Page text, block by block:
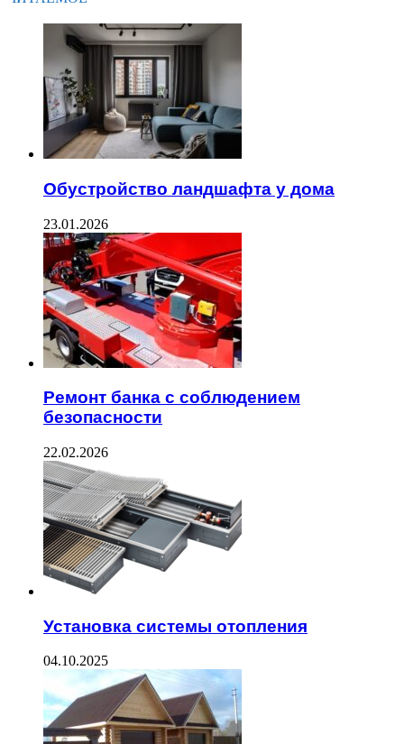
Обустройство ландшафта у дома
23.01.2026
Ремонт банка с соблюдением
безопасности
22.02.2026
Установка системы отопления
04.10.2025